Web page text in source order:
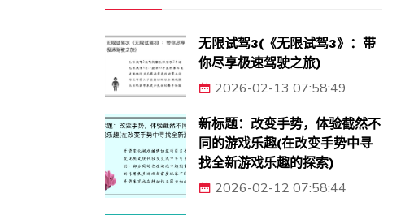
无限试驾3(《无限试驾3》：带
你尽享极速驾驶之旅)
2026-02-13 07:58:49
新标题：改变手势，体验截然不
同的游戏乐趣(在改变手势中寻
找全新游戏乐趣的探索)
2026-02-12 07:58:44